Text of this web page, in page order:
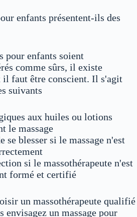
enfants présentent-ils des
pour enfants soient
comme sûrs, il existe
il faut être conscient. Il s'agit
suivants
aux huiles ou lotions
le massage
se blesser si le massage n'est
si le massothérapeute n'est
formé et certifié
un massothérapeute qualifié
envisagez un massage pour